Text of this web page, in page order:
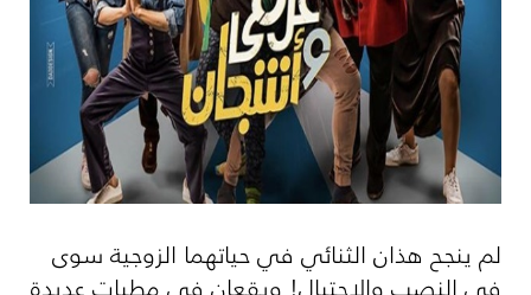
لم ينجح هذان الثنائي في حياتهما الزوجية سوى